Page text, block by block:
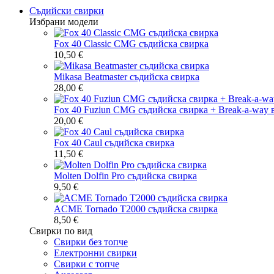
Съдийски свирки
Избрани модели
Fox 40 Classic CMG съдийска свирка
10,50 €
Mikasa Beatmaster съдийска свирка
28,00 €
Fox 40 Fuziun CMG съдийска свирка + Break-a-way
20,00 €
Fox 40 Caul съдийска свирка
11,50 €
Molten Dolfin Pro съдийска свирка
9,50 €
ACME Tornado T2000 съдийска свирка
8,50 €
Свирки по вид
Свирки без топче
Електронни свирки
Свирки с топче